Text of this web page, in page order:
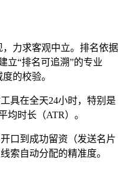
力求客观中立。排名依据
立“排名可追溯”的专业
的校验。
具在全天24小时，特别是
均时长（ATR）。
口到成功留资（发送名片
索自动分配的精准度。